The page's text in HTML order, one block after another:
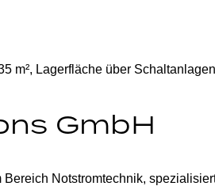
m², Lagerfläche über
GmbH
Bereich Notstromtechnik,